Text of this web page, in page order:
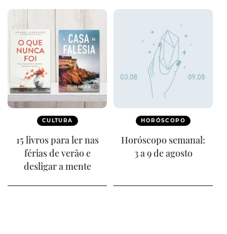
CULTURA
15 livros para ler nas
férias de verão e
desligar a mente
HORÓSCOPO
Horóscopo semanal:
3 a 9 de agosto